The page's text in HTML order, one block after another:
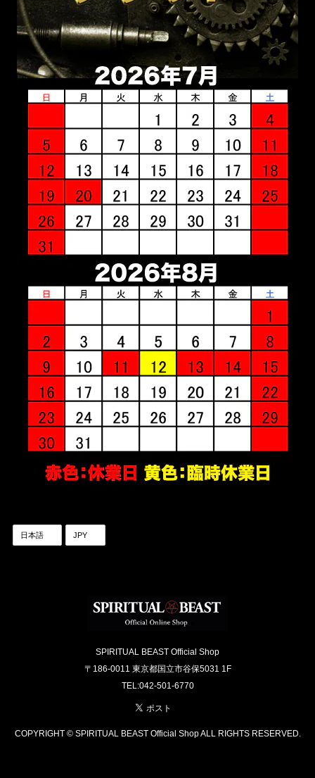
SPIRITUAL BEAST Official Shop
〒186-0011 東京都国立市谷保5031 1F
TEL:042-501-6770
COPYRIGHT © SPIRITUAL BEAST Official Shop ALL RIGHTS RESERVED.